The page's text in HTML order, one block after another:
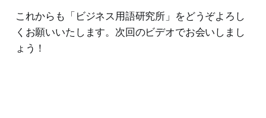
これからも「ビジネス用語研究所」をどうぞよろし
くお願いいたします。次回のビデオでお会いしまし
ょう！